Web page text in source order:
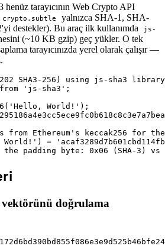
henüz tarayıcının Web Crypto API
crypto.subtle
yalnızca SHA-1, SHA-
destekler). Bu araç ilk kullanımda
js-
(~10 KB gzip) geç yükler. O tek
tarayıcınızda yerel olarak çalışır —
SHA3-256) using js-sha3 library
'js-sha3';
World!');
Ethereum's keccak256 for
=
padding byte: 0x06 (SHA-3) vs
doğrulama